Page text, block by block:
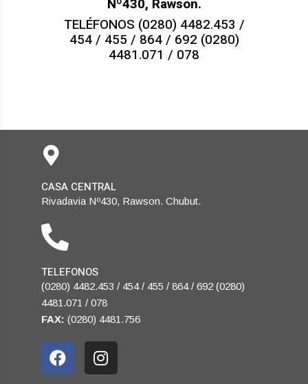
Nº430, Rawson.
TELÉFONOS (0280) 4482.453 /
454 / 455 / 864 / 692 (0280)
4481.071 / 078
CASA CENTRAL
Rivadavia Nº430, Rawson. Chubut.
TELEFONOS
(0280) 4482.453 / 454 / 455 / 864 / 692 (0280)
4481.071 / 078
FAX: (0280) 4481.756